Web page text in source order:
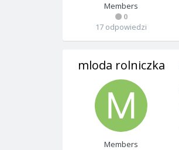
Members
0
17 odpowiedzi
mloda rolniczka
Members